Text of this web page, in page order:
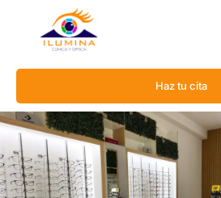
Haz tu cita